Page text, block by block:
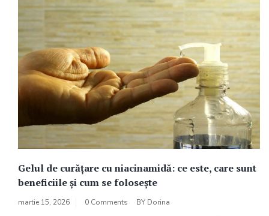
Gelul de curățare cu niacinamidă: ce este, care sunt
beneficiile și cum se folosește
martie 15, 2026 0 Comments BY Dorina